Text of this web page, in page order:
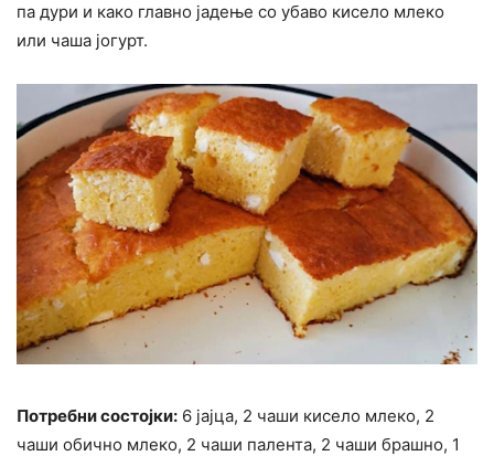
па дури и како главно јадење со убаво кисело млеко
или чаша јогурт.
Потребни состојки: 6 јајца, 2 чаши кисело млеко, 2
чаши обично млеко, 2 чаши палента, 2 чаши брашно, 1